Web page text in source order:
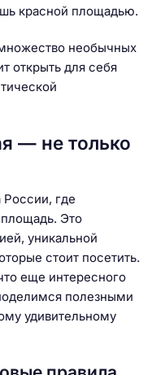
красной площадью.
необычных
открыть для себя
— не только
где
Это
уникальной
стоит посетить.
еще интересного
полезными
удивительному